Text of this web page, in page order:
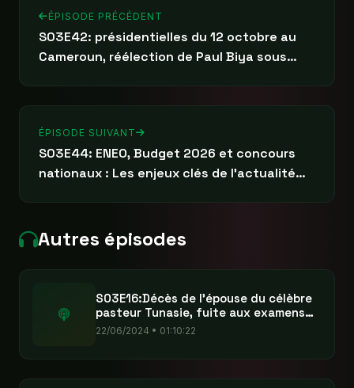
ÉPISODE PRÉCÉDENT
S03E42: présidentielles du 12 octobre au
Cameroun, réélection de Paul Biya sous
ÉPISODE SUIVANT
S03E44: ENEO, Budget 2026 et concours
nationaux : Les enjeux clés de l’actualité
Autres épisodes
S03E16:Décès de l'épouse du célèbre
pasteur Tunasie, fuite aux examens
officiels du Cameroun
22/06/2024 • 01:10:22